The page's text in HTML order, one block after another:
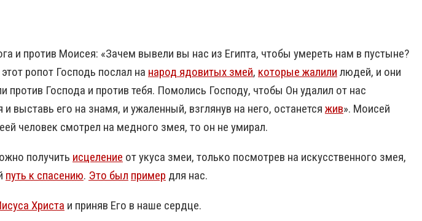
и против Моисея: «Зачем вывели вы нас из Египта, чтобы умереть нам в пустыне?
ропот Господь послал на народ ядовитых змей, которые жалили людей, и они
Господа и против тебя. Помолись Господу, чтобы Он удалил от нас
выставь его на знамя, и ужаленный, взглянув на него, останется жив». Моисей
человек смотрел на медного змея, то он не умирал.
получить исцеление от укуса змеи, только посмотрев на искусственного змея,
путь к спасению. Это был пример для нас.
Христа и приняв Его в наше сердце.